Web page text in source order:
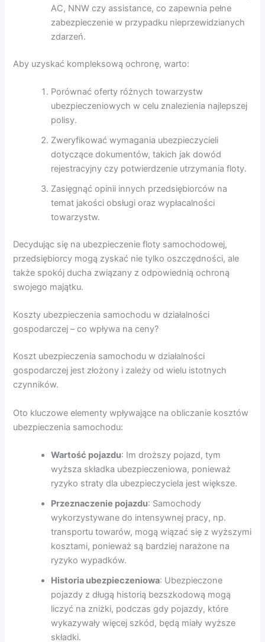
AC, NNW czy assistance, co zapewnia pełne
zabezpieczenie w przypadku nieprzewidzianych
zdarzeń.
Aby uzyskać kompleksową ochronę, warto:
Porównać oferty różnych towarzystw
ubezpieczeniowych w celu znalezienia najlepszej
polisy.
Zweryfikować wymagania ubezpieczycieli
dotyczące dokumentów, takich jak dowód
rejestracyjny czy potwierdzenie utrzymania floty.
Zasięgnąć opinii innych przedsiębiorców na
temat jakości obsługi oraz wypłacalności
towarzystw.
Decydując się na ubezpieczenie floty samochodowej,
przedsiębiorcy mogą zyskać nie tylko oszczędności, ale
także spokój ducha związany z odpowiednią ochroną
swojego majątku.
Koszty ubezpieczenia samochodu w działalności
gospodarczej – co wpływa na ceny?
Koszt ubezpieczenia samochodu w działalności
gospodarczej jest złożony i zależy od wielu istotnych
czynników.
Oto kluczowe elementy wpływające na obliczanie kosztów
ubezpieczenia samochodu:
Wartość pojazdu: Im droższy pojazd, tym
wyższa składka ubezpieczeniowa, ponieważ
ryzyko straty dla ubezpieczyciela jest większe.
Przeznaczenie pojazdu: Samochody
wykorzystywane do intensywnej pracy, np.
transportu towarów, mogą wiązać się z wyższymi
kosztami, ponieważ są bardziej narażone na
ryzyko wypadków.
Historia ubezpieczeniowa: Ubezpieczone
pojazdy z długą historią bezszkodową mogą
liczyć na zniżki, podczas gdy pojazdy, które
wykazywały więcej szkód, będą miały wyższe
składki.